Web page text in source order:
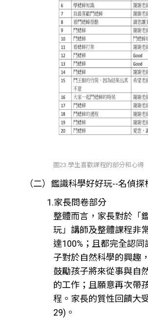
圖23.學生喜歡課程的部分和心得
（二）鑑識科學好好玩--名偵
1.家長問卷部分
整體而言，家長對於「
玩」講師及整體課程非
達100%；且都完全認
子對於自然科學的興趣
鼓勵孩子將來從事與自
的工作；且願意再次帶
程。家長的質性回饋大
29)。